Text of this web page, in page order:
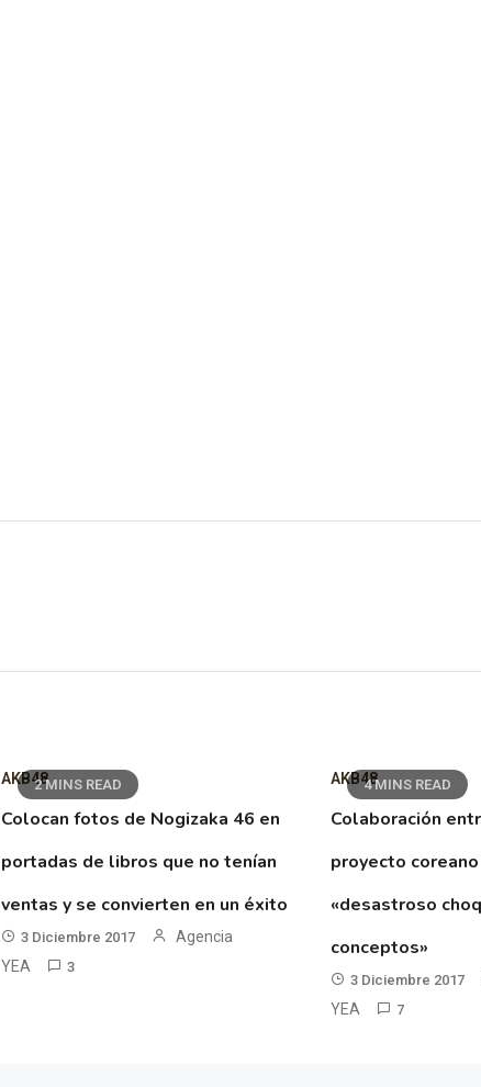
2 MINS READ
AKB48
Colocan fotos de Nogizaka 46 en
portadas de libros que no tenían
ventas y se convierten en un éxito
3 Diciembre 2017
Agencia
YEA
3
4 MINS READ
AKB48
Colaboración
proyecto coreano
«desastroso
conceptos»
3 Diciembre 2017
YEA
7